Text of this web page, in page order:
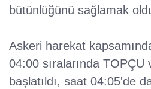
bütünlüğünü sağlamak
Askeri harekat
04:00 sıralarında TOPÇU
başlatıldı, saat 04:05'de